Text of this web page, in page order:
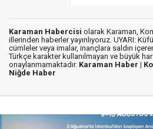
Karaman Habercisi olarak Karaman,
illerinden haberler yayınlıyoruz. UYARI:
cümleler veya imalar, inançlara saldırı
Türkçe karakter kullanılmayan ve büyük
onaylanmamaktadır. Karaman Haber |
Niğde Haber